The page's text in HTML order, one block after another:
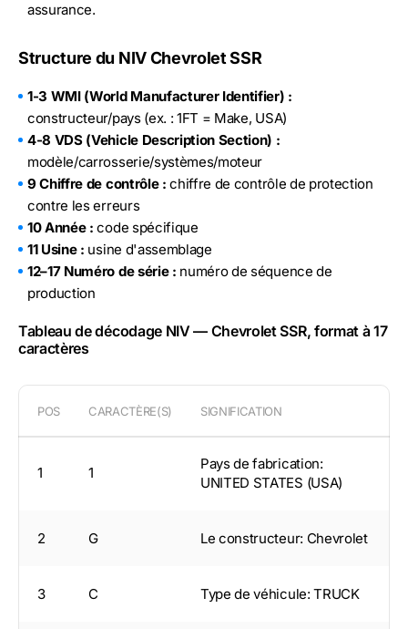
assurance.
Structure du NIV Chevrolet SSR
1-3 WMI (World Manufacturer Identifier) :
constructeur/pays (ex. : 1FT = Make, USA)
4-8 VDS (Vehicle Description Section) :
modèle/carrosserie/systèmes/moteur
9 Chiffre de contrôle : chiffre de contrôle de protection
contre les erreurs
10 Année : code spécifique
11 Usine : usine d'assemblage
12–17 Numéro de série : numéro de séquence de
production
Tableau de décodage NIV — Chevrolet SSR, format à 17
caractères
POS CARACTÈRE(S) SIGNIFICATION
1 1
Pays de fabrication:
UNITED STATES (USA)
2 G Le constructeur: Chevrolet
3 C Type de véhicule: TRUCK